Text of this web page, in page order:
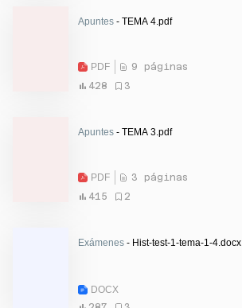
Apuntes - TEMA 4.pdf
PDF
9 páginas
428
3
Apuntes - TEMA 3.pdf
PDF
3 páginas
415
2
Exámenes - Hist-test-1-tema-1-4.docx
DOCX